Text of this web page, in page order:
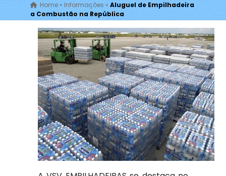
Home» Informações » Aluguel de Empilhadeira
a Combustão na República